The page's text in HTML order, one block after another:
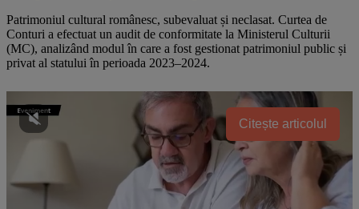
Patrimoniul cultural românesc, subevaluat și neclasat. Curtea de
Conturi a efectuat un audit de conformitate la Ministerul Culturii
(MC), analizând modul în care a fost gestionat patrimoniul public și
privat al statului în perioada 2023–2024.
Citește articolul